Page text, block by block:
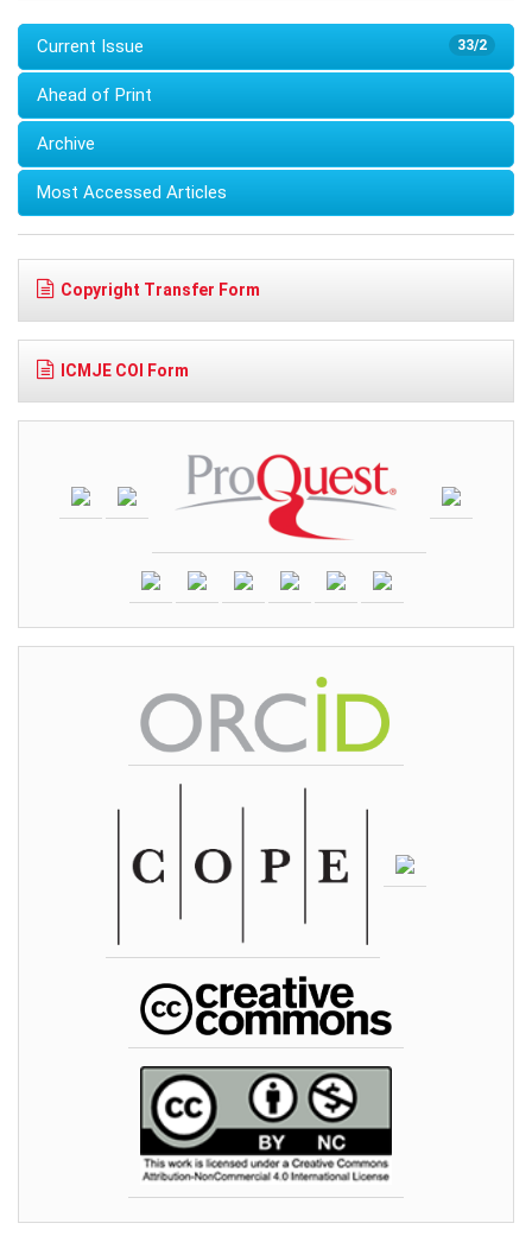
33/2
Current Issue
Ahead of Print
Archive
Most Accessed Articles
Copyright Transfer Form
ICMJE COI Form